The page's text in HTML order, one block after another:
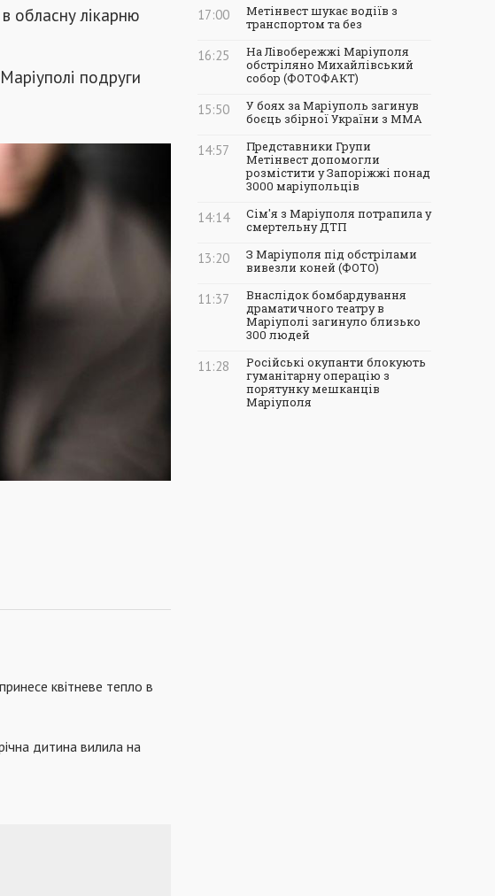
обласну лікарню
подруги
квітневе тепло в
дитина вилила на
17:00
Метінвест шукає водіїв з
транспортом та без
16:25
На Лівобережжі Маріуполя
обстріляно Михайлівський
собор (ФОТОФАКТ)
15:50
У боях за Маріуполь загинув
боєць збірної України з ММА
14:57
Представники Групи
Метінвест допомогли
розмістити у Запоріжжі понад
3000 маріупольців
14:14
Сім'я з Маріуполя потрапила у
смертельну ДТП
13:20
З Маріуполя під обстрілами
вивезли коней (ФОТО)
11:37
Внаслідок бомбардування
драматичного театру в
Маріуполі загинуло близько
300 людей
11:28
Російські окупанти блокують
гуманітарну операцію з
порятунку мешканців
Маріуполя